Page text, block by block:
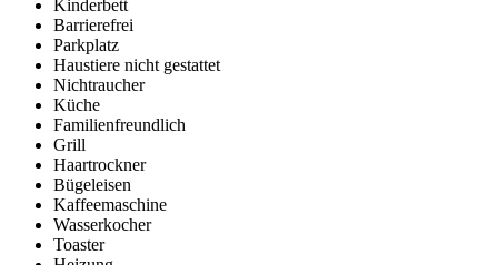
Kinderbett
Barrierefrei
Parkplatz
Haustiere nicht gestattet
Nichtraucher
Küche
Familienfreundlich
Grill
Haartrockner
Bügeleisen
Kaffeemaschine
Wasserkocher
Toaster